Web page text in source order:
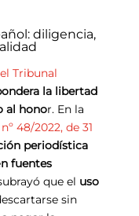
diligencia,
Tribunal
la libertad
al honor. En la
48/2022, de 31
periodística
n fuentes
que el uso
sin